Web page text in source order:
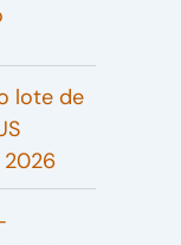
lote de
2026